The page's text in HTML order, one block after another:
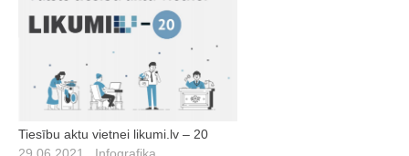
Tiesību aktu vietnei likumi.lv – 20